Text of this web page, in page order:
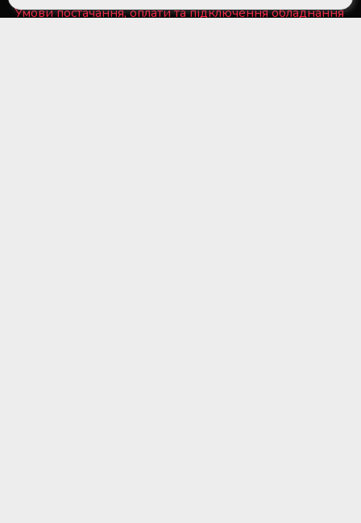
Умови постачання, оплати та підключення обладнання